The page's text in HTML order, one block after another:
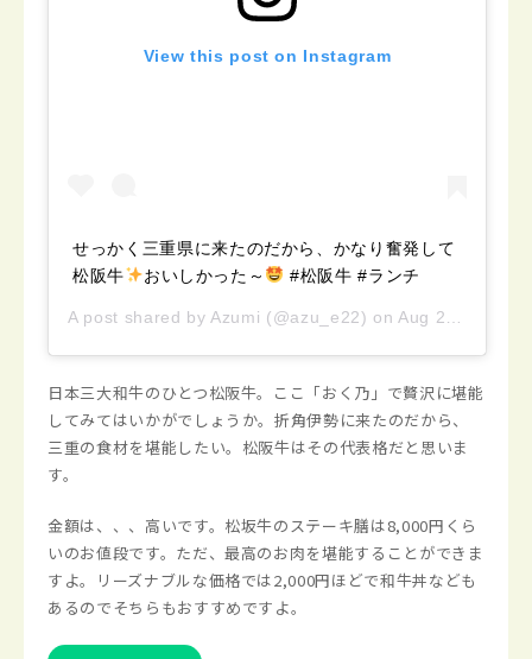
View this post on Instagram
せっかく三重県に来たのだから、かなり奮発して
松阪牛
おいしかった～ #松阪牛 #ランチ
A post shared by Azumi (@azu_e22) on Aug 24, 2019 at 10:39pm PDT
日本三大和牛のひとつ松阪牛。ここ「おく乃」で贅沢に堪能
してみてはいかがでしょうか。折角伊勢に来たのだから、
三重の食材を堪能したい。松阪牛はその代表格だと思いま
す。
金額は、、、高いです。松坂牛のステーキ膳は8,000円くら
いのお値段です。ただ、最高のお肉を堪能することができま
すよ。リーズナブルな価格では2,000円ほどで和牛丼なども
あるのでそちらもおすすめですよ。